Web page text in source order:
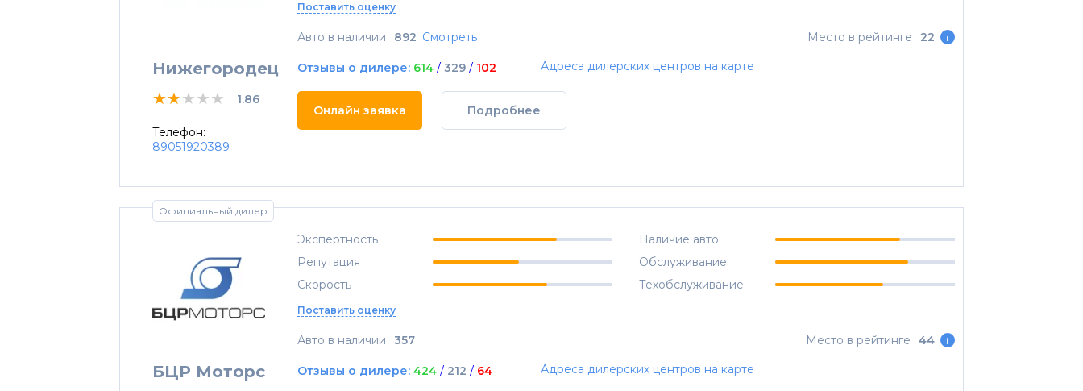
Нижегородец
★★★★★
★★★★★
★★★★★ 1.86
Телефон:
89051920389
Поставить оценку
Авто в наличии 892 Смотреть Место в рейтинге 22 i
Отзывы о дилере: 614 / 329 / 102 Адреса дилерских центров на карте
Онлайн заявка Подробнее
Официальный дилер
БЦР Моторс
Экспертность
Репутация
Скорость
Наличие авто
Обслуживание
Техобслуживание
Поставить оценку
Авто в наличии 357 Место в рейтинге 44 i
Отзывы о дилере: 424 / 212 / 64 Адреса дилерских центров на карте